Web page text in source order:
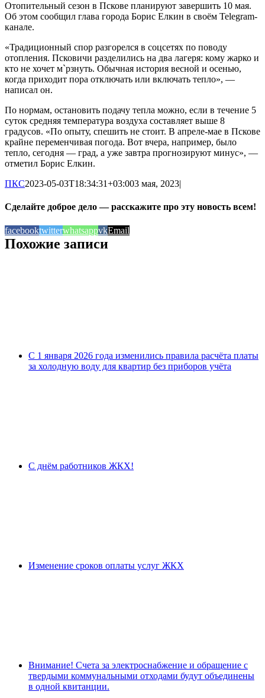
Отопительный сезон в Пскове планируют завершить 10 мая.
Об этом сообщил глава города Борис Елкин в своём Telegram-
канале.
«Традиционный спор разгорелся в соцсетях по поводу
отопления. Псковичи разделились на два лагеря: кому жарко и
кто не хочет м`рзнуть. Обычная история весной и осенью,
когда приходит пора отключать или включать тепло», —
написал он.
По нормам, остановить подачу тепла можно, если в течение 5
суток средняя температура воздуха составляет выше 8
градусов. «По опыту, спешить не стоит. В апреле-мае в Пскове
крайне переменчивая погода. Вот вчера, например, было
тепло, сегодня — град, а уже завтра прогнозируют минус», —
отметил Борис Елкин.
ПКС2023-05-03T18:34:31+03:003 мая, 2023|
Сделайте доброе дело — расскажите про эту новость всем!
facebooktwitterwhatsappvkEmail
Похожие записи
С 1 января 2026 года изменились правила расчёта платы
за холодную воду для квартир без приборов учёта
С днём работников ЖКХ!
Изменение сроков оплаты услуг ЖКХ
Внимание! Счета за электроснабжение и обращение с
твердыми коммунальными отходами будут объединены
в одной квитанции.